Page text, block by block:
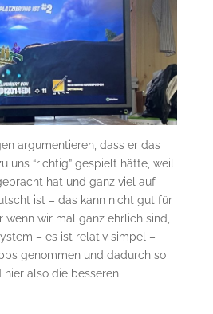
argumentieren, dass er das
uns “richtig” gespielt hätte, weil
hat und ganz viel auf
ist – das kann nicht gut für
wenn wir mal ganz ehrlich sind,
– es ist relativ simpel –
genommen und dadurch so
also die besseren